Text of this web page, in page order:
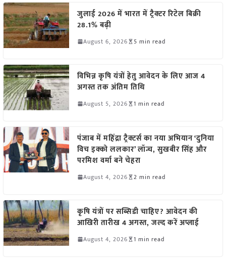
जुलाई 2026 में भारत में ट्रैक्टर रिटेल बिक्री
28.1% बढ़ी
August 6, 2026 5 min read
विभिन्न कृषि यंत्रों हेतु आवेदन के लिए आज 4
अगस्त तक अंतिम तिथि
August 5, 2026 1 min read
पंजाब में महिंद्रा ट्रैक्टर्स का नया अभियान ‘दुनिया
विच इक्को ललकार’ लॉन्च, सुखबीर सिंह और
परमिश वर्मा बने चेहरा
August 4, 2026 2 min read
कृषि यंत्रों पर सब्सिडी चाहिए? आवेदन की
आखिरी तारीख 4 अगस्त, जल्द करें अप्लाई
August 4, 2026 1 min read